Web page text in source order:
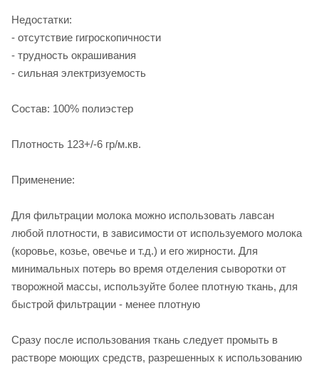
Недостатки:
- отсутствие гигроскопичности
- трудность окрашивания
- сильная электризуемость
Состав: 100% полиэстер
Плотность 123+/-6 гр/м.кв.
Применение:
Для фильтрации молока можно использовать лавсан
любой плотности, в зависимости от используемого молока
(коровье, козье, овечье и т.д.) и его жирности. Для
минимальных потерь во время отделения сыворотки от
творожной массы, используйте более плотную ткань, для
быстрой фильтрации - менее плотную
Сразу после использования ткань следует промыть в
растворе моющих средств, разрешенных к использованию